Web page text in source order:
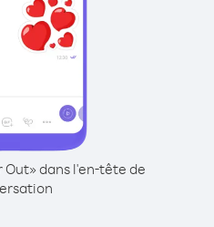
dans l'en-tête de